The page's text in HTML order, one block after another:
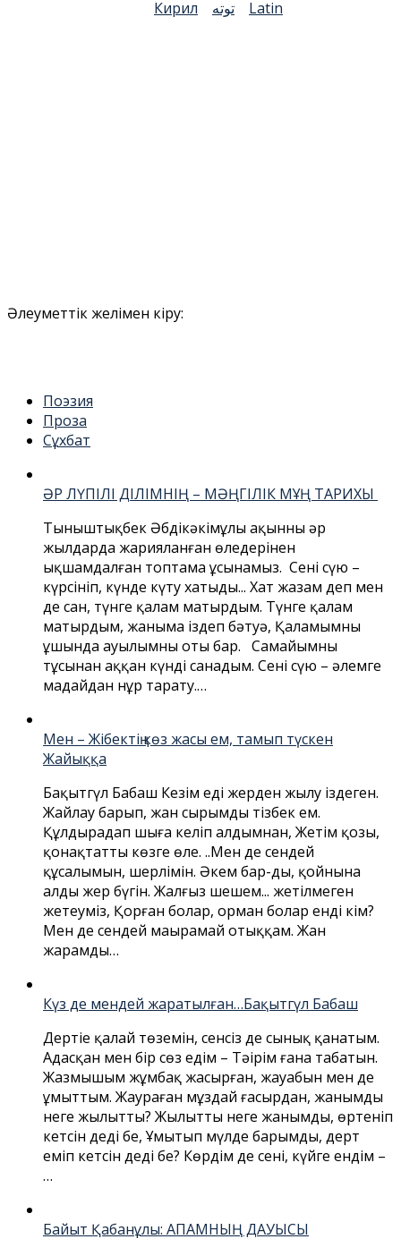
Кирил توتە Latin
Әлеуметтік желімен кіру:
Поэзия
Проза
Сұхбат
ӘР ЛҮПІЛІ ДІЛІМНІҢ – МӘҢГІЛІК МҰҢ ТАРИХЫ
Тыныштықбек Әбдікәкімұлы ақынның әр
жылдарда жарияланған өлеңдерінен
ықшамдалған топтама ұсынамыз. Сені сүю –
күрсініп, күнде күту хатыңды... Хат жазам деп мен
де сан, түнге қалам матырдым. Түнге қалам
матырдым, жаныма іздеп бәтуә, Қаламымның
ұшында ауылымның оты бар. Самайымның
тұсынан аққан күнді санадым. Сені сүю – әлемге
маңдайдан нұр тарату.…
Мен – Жібектің көз жасы ем, тамып түскен
Жайыққа
Бақытгүл Бабаш Кезім еді жерден жылу іздеген.
Жайлау барып, жан сырымды тізбек ем.
Құлдыраңдап шыға келіп алдымнан, Жетім қозы,
қонақтаттың көзге өлең. ..Мен де сендей
құсалымын, шерлімін. Әкем бар-ды, қойнына
алды жер бүгін. Жалғыз шешем... жетілмеген
жетеуміз, Қорған болар, орман болар енді кім?
Мен де сендей маңырамай отыққам. Жан
жарамды…
Күз де мендей жаратылған…Бақытгүл Бабаш
Дертіңе қалай төземін, сенсіз де сынық қанатым.
Адасқан мен бір сөз едім – Тәңірім ғана табатын.
Жазмышым жұмбақ жасырған, жауабын мен де
ұмыттым. Жаураған мұздай ғасырдан, жанымды
неге жылыттың? Жылыттың неге жанымды, өртеніп
кетсін дедің бе, Ұмытып мүлде барымды, дерт
еміп кетсін дедің бе? Көрдім де сені, күйге ендім –
…
Байыт Қабанұлы: АПАМНЫҢ ДАУЫСЫ